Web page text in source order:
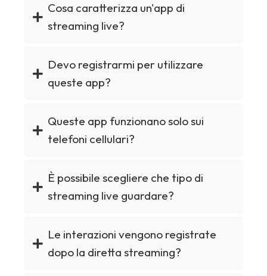
Cosa caratterizza un'app di
streaming live?
Devo registrarmi per utilizzare
queste app?
Queste app funzionano solo sui
telefoni cellulari?
È possibile scegliere che tipo di
streaming live guardare?
Le interazioni vengono registrate
dopo la diretta streaming?